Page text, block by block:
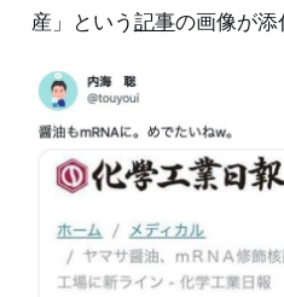
産」という 記事の画像が添